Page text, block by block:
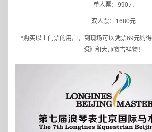
单人票：990元
双人票：1680元
*购买以上门票的用户，到现场可以凭票69元购
照》和大师赛吉祥物！